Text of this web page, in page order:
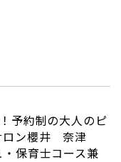
予約制の大人のピ
ロン櫻井 奈津
保育士コース兼